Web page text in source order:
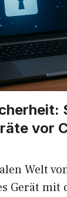
vor
Welt
Gerät